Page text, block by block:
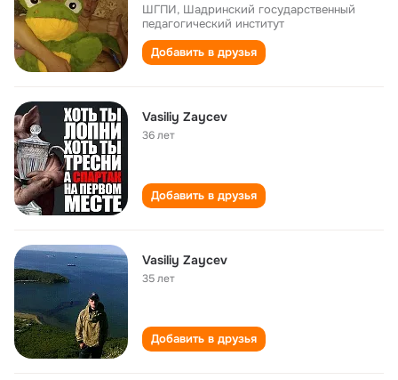
ШГПИ, Шадринский государственный
педагогический институт
Добавить в друзья
Vasiliy Zaycev
36 лет
Добавить в друзья
Vasiliy Zaycev
35 лет
Добавить в друзья